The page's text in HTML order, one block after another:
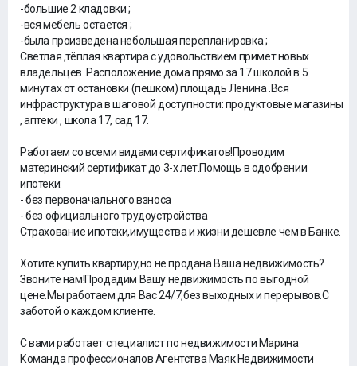
-большие 2 кладовки ;
-вся мебель остается ;
-была произведена небольшая перепланировка ;
Светлая ,тёплая квартира с удовольствием примет новых
владельцев .Расположение дома прямо за 17 школой в 5
минутах от остановки (пешком) площадь Ленина .Вся
инфраструктура в шаговой доступности: продуктовые магазины
, аптеки , школа 17, сад 17.
Работаем со всеми видами сертификатов!Проводим
материнский сертификат до 3-х лет.Помощь в одобрении
ипотеки:
- без первоначального взноса
- без официального трудоустройства
Страхование ипотеки,имущества и жизни дешевле чем в Банке.
Хотите купить квартиру,но не продана Ваша недвижимость?
Звоните нам!Продадим Вашу недвижимость по выгодной
цене.Мы работаем для Вас 24/7,без выходных и перерывов.С
заботой о каждом клиенте.
С вами работает специалист по недвижимости Марина
Команда профессионалов Агентства Маяк Недвижимости